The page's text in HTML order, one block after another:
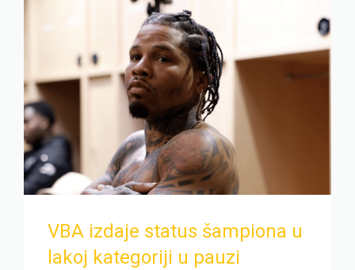
VBA izdaje status šampiona u
lakoj kategoriji u pauzi